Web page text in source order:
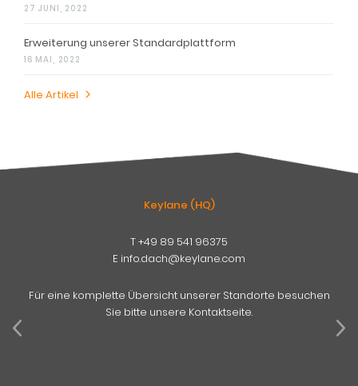
27 JUNI, 2022
Erweiterung unserer Standardplattform
16 MAI, 2022
Alle Artikel
Keylane (HQ)
T+49 89 541 96375
E info.dach@keylane.com
Für eine komplette Übersicht unserer Standorte besuchen
Sie bitte unsere Kontaktseite.